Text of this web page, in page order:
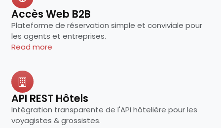
Accès Web B2B
Plateforme de réservation simple et conviviale pour
les agents et entreprises.
Read more
API REST Hôtels
Intégration transparente de l'API hôtelière pour les
voyagistes & grossistes.